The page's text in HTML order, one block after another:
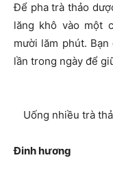
Để pha trà thảo
lăng khô vào một
mười lăm phút.
lần trong ngày để
Uống nhiều trà
Đinh hương